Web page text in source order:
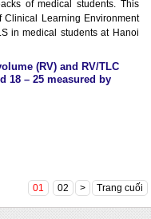
of medical students. This
Clinical Learning Environment
in medical students at Hanoi
(RV) and RV/TLC
18 – 25 measured by
01 02 > Trang cuối